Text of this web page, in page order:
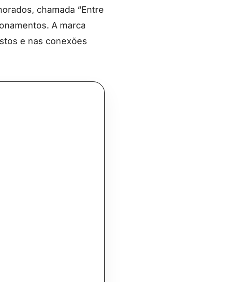
chamada “Entre
A marca
e nas conexões